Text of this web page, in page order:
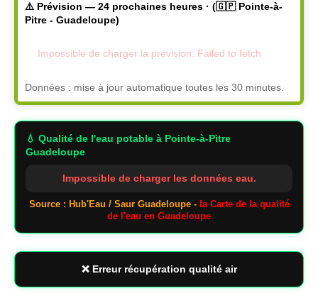
⚠️ Prévision — 24 prochaines heures · (🇬🇵 Pointe-à-
Pitre - Guadeloupe)
Impossible de charger la prévision: Failed to fetch
Données : mise à jour automatique toutes les 30 minutes.
💧 Qualité de l'eau potable à Pointe-à-Pitre
Guadeloupe
Impossible de charger les données eau.
Source : Hub'Eau / Saur Guadeloupe - la Carte de la qualité
de l'eau en Guadeloupe
❌ Erreur récupération qualité air